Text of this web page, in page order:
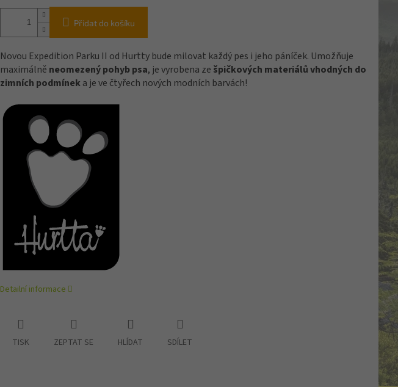
Přidat do košíku
Novou Expedition Parku II od Hurtty bude milovat každý pes i jeho páníček. Umožňuje
maximálně neomezený pohyb psa, je vyrobena ze špičkových materiálů vhodných do
zimních podmíneka je ve čtyřech nových modních barvách!
Detailní informace
TISK ZEPTAT SE HLÍDAT SDÍLET